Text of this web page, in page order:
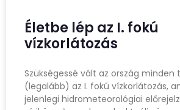
Életbe lép az I. fokú
vízkorlátozás
Szükségessé vált az ország minden
(legalább) az I. fokú vízkorlátozás,
jelenlegi hidrometeorológiai